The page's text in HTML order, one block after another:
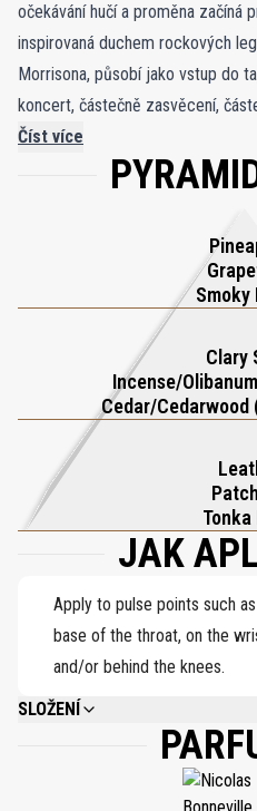
očekávání hučí a proměna začíná
inspirovaná duchem rockových
Morrisona, působí jako vstup do
koncert, částečně zasvěcení,
svobodu, hudbu a opojný chaos
definujícími vzpomínkami.
zábleskem grapefruitu a ananasu,
kouřovou pikantní nuancí, která
intenzita narůstá, šalvěj a atlaský
hloubku, zatímco kadidlo se
šerou síní. Základ dodává
zemité pačuli a pružná kůže
zakončení. Bohatá, lehce nasládlá
přetrvává jako závěrečná ozvěna
nezapomenutelná, intimní a
Číst více
Smoky
Clary
Incense/
Cedar/Cedarwood
Tonka
JAK
Apply to pulse points such
base of the throat, on the
and/or behind the knees.
SLOŽENÍ
ALCOHOL DENAT., PARFUM
LINALOOL, ALPHA-ISOMETHYL
METHOXYCINNAMATE, LIMONENE,
ETHYLHEXYL SALICYLATE, CITRAL,